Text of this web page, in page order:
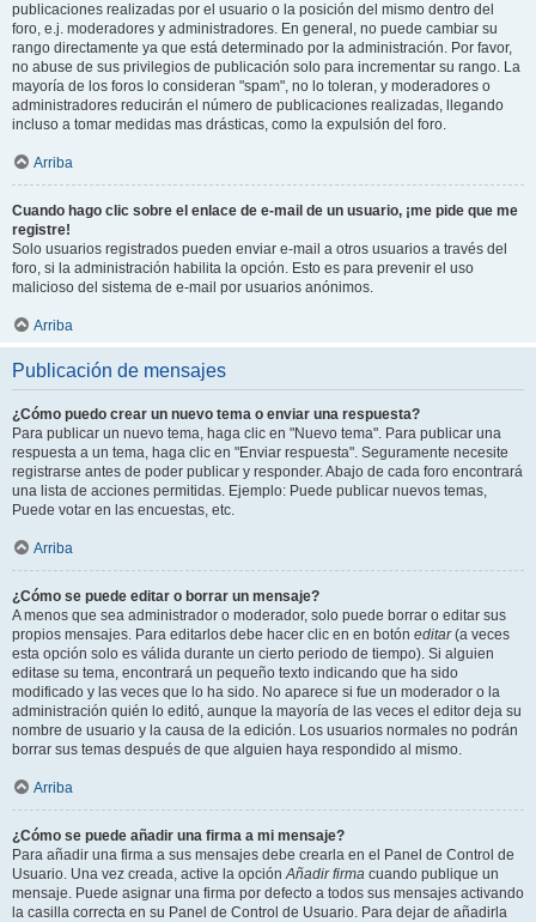
publicaciones realizadas por el usuario o la posición del mismo dentro del
foro, e.j. moderadores y administradores. En general, no puede cambiar su
rango directamente ya que está determinado por la administración. Por favor,
no abuse de sus privilegios de publicación solo para incrementar su rango. La
mayoría de los foros lo consideran "spam", no lo toleran, y moderadores o
administradores reducirán el número de publicaciones realizadas, llegando
incluso a tomar medidas mas drásticas, como la expulsión del foro.
Arriba
Cuando hago clic sobre el enlace de e-mail de un usuario, ¡me pide que me
registre!
Solo usuarios registrados pueden enviar e-mail a otros usuarios a través del
foro, si la administración habilita la opción. Esto es para prevenir el uso
malicioso del sistema de e-mail por usuarios anónimos.
Arriba
Publicación de mensajes
¿Cómo puedo crear un nuevo tema o enviar una respuesta?
Para publicar un nuevo tema, haga clic en "Nuevo tema". Para publicar una
respuesta a un tema, haga clic en "Enviar respuesta". Seguramente necesite
registrarse antes de poder publicar y responder. Abajo de cada foro encontrará
una lista de acciones permitidas. Ejemplo: Puede publicar nuevos temas,
Puede votar en las encuestas, etc.
Arriba
¿Cómo se puede editar o borrar un mensaje?
A menos que sea administrador o moderador, solo puede borrar o editar sus
propios mensajes. Para editarlos debe hacer clic en en botón editar(a veces
esta opción solo es válida durante un cierto periodo de tiempo). Si alguien
editase su tema, encontrará un pequeño texto indicando que ha sido
modificado y las veces que lo ha sido. No aparece si fue un moderador o la
administración quién lo editó, aunque la mayoría de las veces el editor deja su
nombre de usuario y la causa de la edición. Los usuarios normales no podrán
borrar sus temas después de que alguien haya respondido al mismo.
Arriba
¿Cómo se puede añadir una firma a mi mensaje?
Para añadir una firma a sus mensajes debe crearla en el Panel de Control de
Usuario. Una vez creada, active la opciónAñadir firma cuando publique un
mensaje. Puede asignar una firma por defecto a todos sus mensajes activando
la casilla correcta en su Panel de Control de Usuario. Para dejar de añadirla